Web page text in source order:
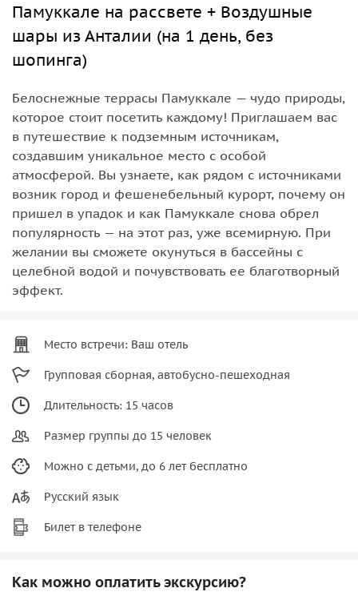
Памуккале на рассвете + Воздушные
шары из Анталии (на 1 день, без
шопинга)
Белоснежные террасы Памуккале — чудо природы,
которое стоит посетить каждому! Приглашаем вас
в путешествие к подземным источникам,
создавшим уникальное место с особой
атмосферой. Вы узнаете, как рядом с источниками
возник город и фешенебельный курорт, почему он
пришел в упадок и как Памуккале снова обрел
популярность — на этот раз, уже всемирную. При
желании вы сможете окунуться в бассейны с
целебной водой и почувствовать ее благотворный
эффект.
Место встречи: Ваш отель
Групповая сборная, автобусно-пешеходная
Длительность: 15 часов
Размер группы до 15 человек
Можно с детьми, до 6 лет бесплатно
Русский язык
Билет в телефоне
Как можно оплатить экскурсию?